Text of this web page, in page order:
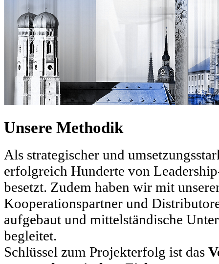
Unsere Methodik
Als strategischer und
erfolgreich Hunderte von
besetzt. Zudem haben wir mit
Kooperationspartner und
aufgebaut und mittelständische
begleitet.
Schlüssel zum Projekterfolg ist das